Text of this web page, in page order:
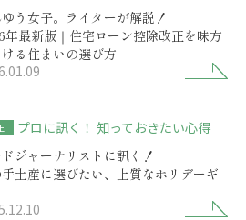
ゆう女子。ライターが解説！
年最新版｜住宅ローン控除改正を味方
る住まいの選び方
プロに訊く！ 知っておきたい心得
ジャーナリストに訊く！
土産に選びたい、上質なホリデーギ